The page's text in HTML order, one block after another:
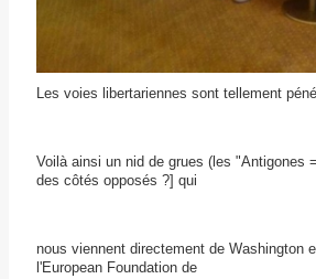
Les voies libertariennes sont tellement
Voilà ainsi un nid de grues (les "Antigones
des côtés opposés ?] qui
nous viennent directement de Washington
l'European Foundation de